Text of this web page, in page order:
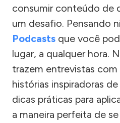
consumir conteúdo de
um desafio. Pensando
Podcasts que você
lugar, a qualquer hora.
trazem entrevistas com
histórias inspiradoras
dicas práticas para
a maneira perfeita de